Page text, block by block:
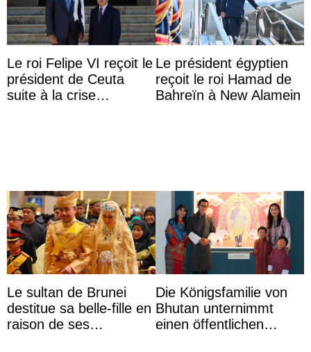
Le roi Felipe VI reçoit le
président de Ceuta
suite à la crise
Le président égyptien
reçoit le roi Hamad de
Bahreïn à New Alamein
Le sultan de Brunei
destitue sa belle-fille en
raison de ses
Die Königsfamilie von
Bhutan unternimmt
einen öffentlichen